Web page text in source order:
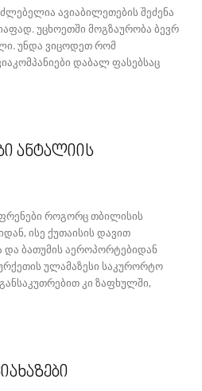
ავიაბილეთების შეძენა
უცხოეთში მოგზაურობა ბევრ
უნდა ვიცოდეთ რომ
დაბალ ფასებსაც
ანტალიის
როგორც თბილისის
ისე ქუთაისის დავით
და ბათუმის აეროპორტებიდან
ულამაზესი საკურორტო
კი ზაფხულში,